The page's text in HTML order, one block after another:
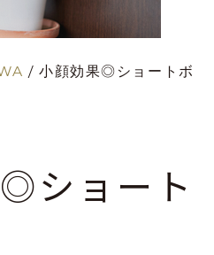
/小顔効果◎ショートボ
ショート